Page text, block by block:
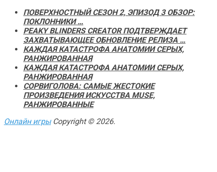
ПОВЕРХНОСТНЫЙ СЕЗОН 2, ЭПИЗОД 3 ОБЗОР:
ПОКЛОННИКИ …
PEAKY BLINDERS CREATOR ПОДТВЕРЖДАЕТ
ЗАХВАТЫВАЮЩЕЕ ОБНОВЛЕНИЕ РЕЛИЗА …
КАЖДАЯ КАТАСТРОФА АНАТОМИИ СЕРЫХ,
РАНЖИРОВАННАЯ
КАЖДАЯ КАТАСТРОФА АНАТОМИИ СЕРЫХ,
РАНЖИРОВАННАЯ
СОРВИГОЛОВА: САМЫЕ ЖЕСТОКИЕ
ПРОИЗВЕДЕНИЯ ИСКУССТВА MUSE,
РАНЖИРОВАННЫЕ
Онлайн игрыCopyright © 2026.